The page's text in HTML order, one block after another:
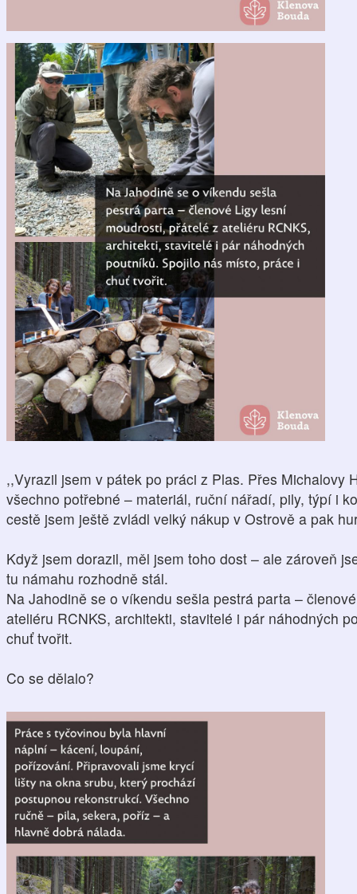
,,Vyrazil jsem v pátek po práci z Plas. Přes Michalovy
všechno potřebné – materiál, ruční nářadí, pily, týpí i
cestě jsem ještě zvládl velký nákup v Ostrově a pak
Když jsem dorazil, měl jsem toho dost – ale zároveň
tu námahu rozhodně stál.
Na Jahodině se o víkendu sešla pestrá parta –
ateliéru RCNKS, architekti, stavitelé i pár náhodných
chuť tvořit.
Co se dělalo?